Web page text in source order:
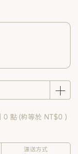
0 點 (約等於 NT$0 )
運送方式